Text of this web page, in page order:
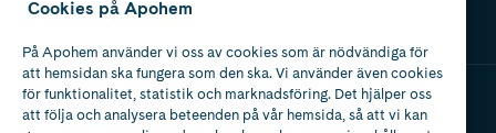
Apotek med tillstånd
Cookies på Apohem
På Apohem använder vi oss av cookies som är nödvändiga för
att hemsidan ska fungera som den ska. Vi använder även cookies
för funktionalitet, statistik och marknadsföring. Det hjälper oss
att följa och analysera beteenden på vår hemsida, så att vi kan